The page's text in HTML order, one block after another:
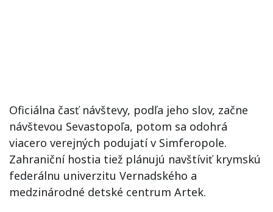
Oficiálna časť návštevy, podľa jeho slov, začne
návštevou Sevastopoľa, potom sa odohrá
viacero verejných podujatí v Simferopole.
Zahraniční hostia tiež plánujú navštíviť krymskú
federálnu univerzitu Vernadského a
medzinárodné detské centrum Artek.